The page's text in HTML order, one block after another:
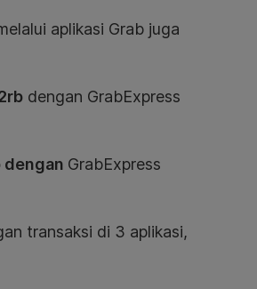
aplikasi Grab juga
dengan GrabExpress
dengan GrabExpress
transaksi di 3 aplikasi,